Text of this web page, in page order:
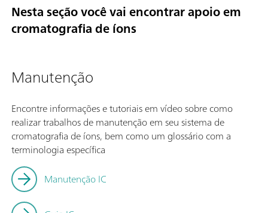
Nesta seção você vai encontrar apoio em
cromatografia de íons
Manutenção
Encontre informações e tutoriais em vídeo sobre como
realizar trabalhos de manutenção em seu sistema de
cromatografia de íons, bem como um glossário com a
terminologia específica
Manutenção IC